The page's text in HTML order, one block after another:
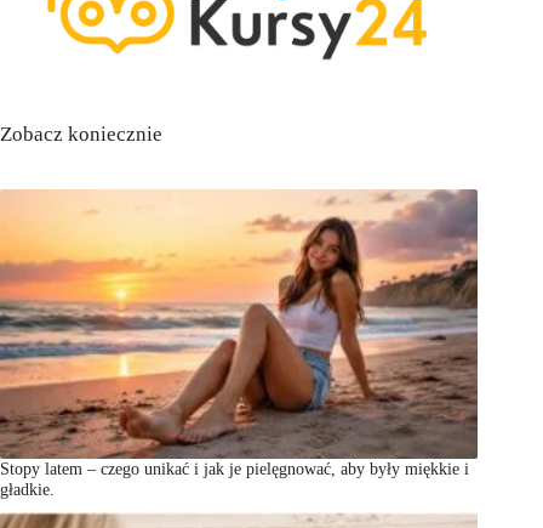
Zobacz koniecznie
Stopy latem – czego unikać i jak je pielęgnować, aby były miękkie i
gładkie.